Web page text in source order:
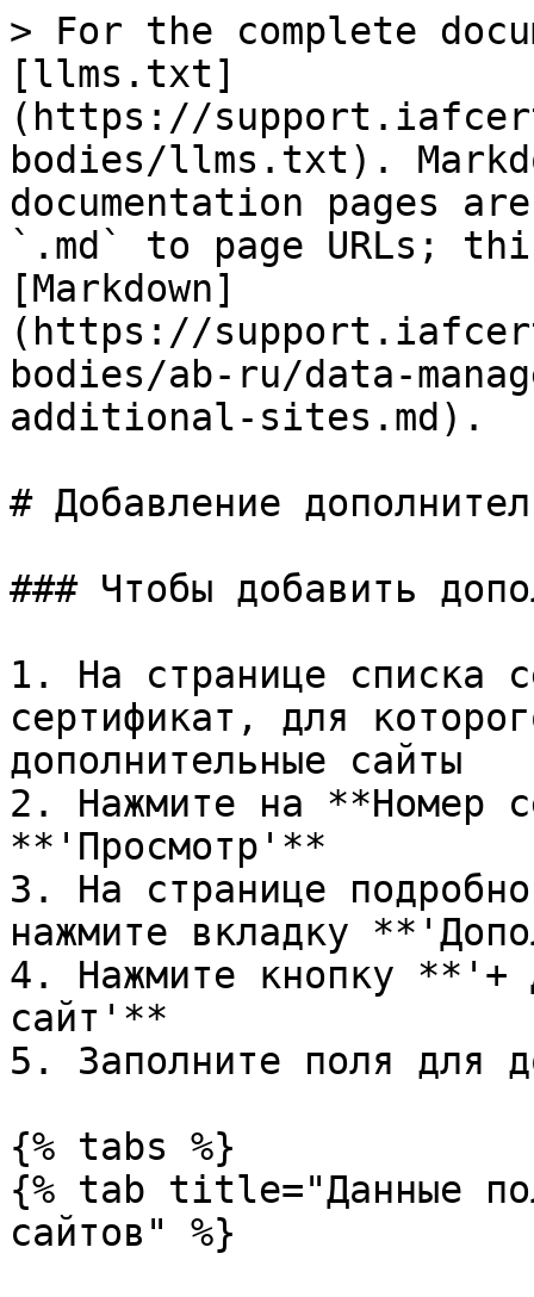
> For the complete
[llms.txt]
(https://
bodies/llms.txt).
documentation pages
`.md` to page URLs;
[Markdown]
(https://
bodies/ab-ru/data-
additional-sites.md).
# Добавление
### Чтобы добавить
1. На странице списка
сертификат, для
дополнительные сайты
2. Нажмите на **Номер
**'Просмотр'**
3. На странице
нажмите вкладку
4. Нажмите кнопку **'+
сайт'**
5. Заполните поля для
{% tabs %}
{% tab title="Данные
сайтов" %}